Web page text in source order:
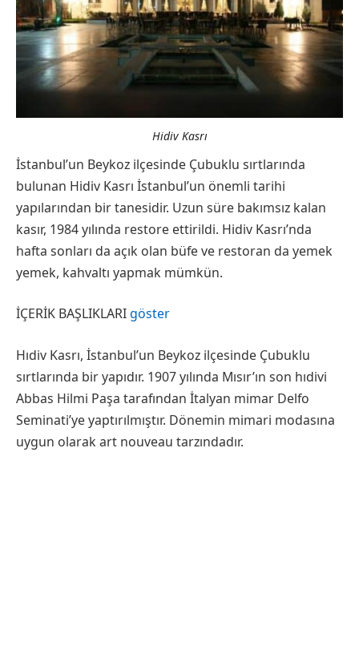
Hidiv Kasrı
İstanbul’un Beykoz ilçesinde Çubuklu sırtlarında
bulunan Hidiv Kasrı İstanbul’un önemli tarihi
yapılarından bir tanesidir. Uzun süre bakımsız kalan
kasır, 1984 yılında restore ettirildi. Hidiv Kasrı’nda
hafta sonları da açık olan büfe ve restoran da yemek
yemek, kahvaltı yapmak mümkün.
İÇERİK BAŞLIKLARIgöster
Hıdiv Kasrı, İstanbul’un Beykoz ilçesinde Çubuklu
sırtlarında bir yapıdır. 1907 yılında Mısır’ın son hıdivi
Abbas Hilmi Paşa tarafından İtalyan mimar Delfo
Seminati’ye yaptırılmıştır. Dönemin mimari modasına
uygun olarak art nouveau tarzındadır.